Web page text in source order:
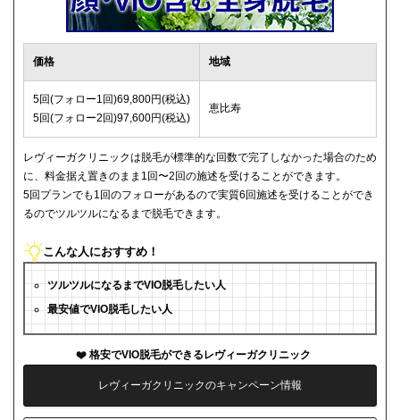
価格 地域
5回(フォロー1回)69,800円(税込)
5回(フォロー2回)97,600円(税込)
恵比寿
レヴィーガクリニックは脱毛が標準的な回数で完了しなかった場合のため
に、料金据え置きのまま1回〜2回の施述を受けることができます。
5回プランでも1回のフォローがあるので実質6回施述を受けることができ
るのでツルツルになるまで脱毛できます。
こんな人におすすめ！
ツルツルになるまでVIO脱毛したい人
最安値でVIO脱毛したい人
格安でVIO脱毛ができるレヴィーガクリニック
レヴィーガクリニックのキャンペーン情報